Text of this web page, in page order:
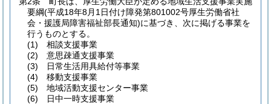
要綱(平成18年8月1日付け障発第801002号厚生労働省社
会・援護局障害福祉部長通知)に基づき、次に掲げる事業を
行うものとする。
(1)
相談支援事業
(2)
意思疎通支援事業
(3)
日常生活用具給付等事業
(4)
移動支援事業
(5)
地域活動支援センター事業
(6)
日中一時支援事業